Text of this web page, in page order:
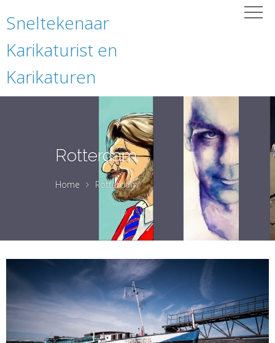
Sneltekenaar
Karikaturist en
Karikaturen
Rotterdam
Home Rotterdam